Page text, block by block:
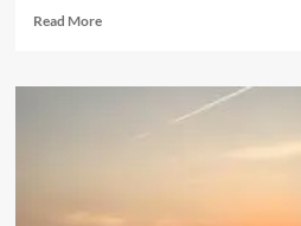
Read MoreRead
अरग़वान